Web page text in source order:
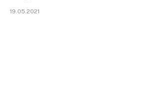
19.05.2021